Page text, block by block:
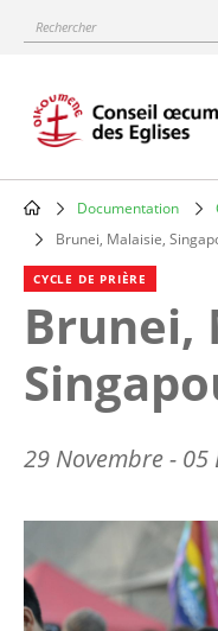
content
Rechercher
Main
navigation
Documentation
Brunei, Malaisie,
CYCLE DE PRIÈRE
Brunei,
29 Novembre - 05